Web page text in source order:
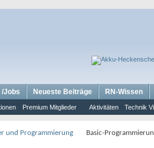
Premium Mitglieder Aktivitäten Technik
/Jobs Neueste Beiträge RN-Wissen
und Programmierung
Basic-